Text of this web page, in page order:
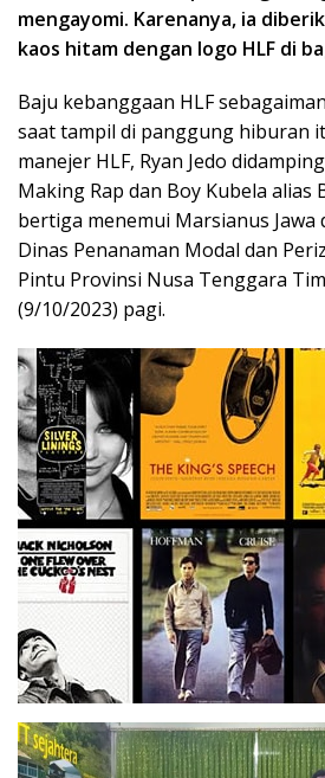
mengayomi. Karenanya, ia
kaos hitam dengan logo HLF di
Baju kebanggaan HLF
saat tampil di panggung hiburan
manejer HLF, Ryan Jedo
Making Rap dan Boy Kubela alias
bertiga menemui Marsianus Jawa
Dinas Penanaman Modal dan
Pintu Provinsi Nusa Tenggara
(9/10/2023) pagi.